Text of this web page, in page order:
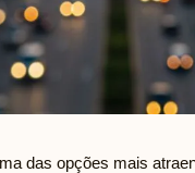
das opções mais